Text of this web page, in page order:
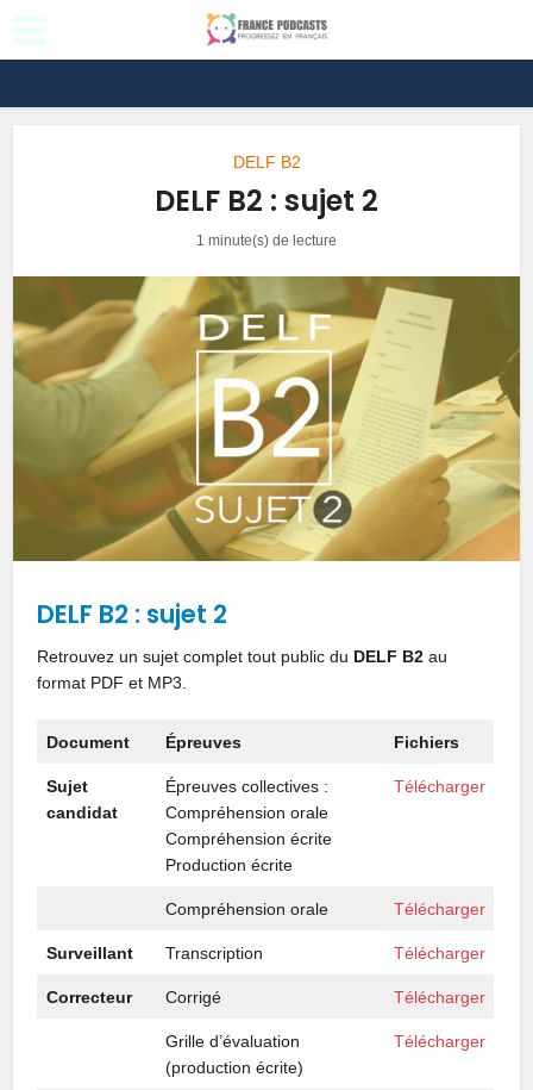
DELF B2
DELF B2 : sujet 2
1 minute(s) de lecture
DELF B2 : sujet 2
Retrouvez un sujet complet tout public du DELF B2 au
format PDF et MP3.
Document Épreuves Fichiers
Sujet
candidat
Épreuves collectives :
Compréhension orale
Compréhension écrite
Production écrite
Télécharger
Compréhension orale Télécharger
Surveillant Transcription Télécharger
Correcteur Corrigé Télécharger
Grille d’évaluation
(production écrite)
Télécharger